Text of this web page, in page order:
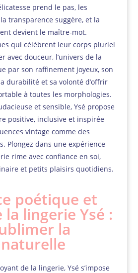
prend le pas, les
transparence suggère, et la
devient le maître-mot.
qui célèbrent leur corps pluriel
avec douceur, l’univers de la
par son raffinement joyeux, son
durabilité et sa volonté d’offrir
à toutes les morphologies.
et sensible, Ysé propose
positive, inclusive et inspirée
vintage comme des
Plongez dans une expérience
rime avec confiance en soi,
et petits plaisirs quotidiens.
poétique et
la lingerie Ysé :
la
de la lingerie, Ysé s’impose